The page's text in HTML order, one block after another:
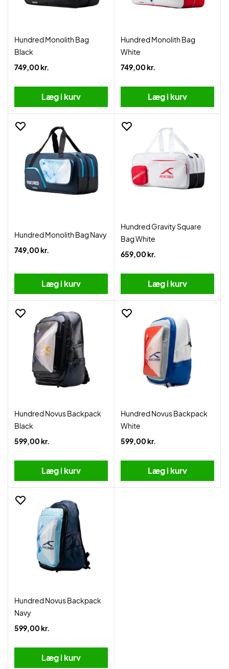
Hundred Monolith Bag
Black
749,00 kr.
Læg i kurv
Hundred Monolith Bag
White
749,00 kr.
Læg i kurv
Hundred Monolith Bag Navy
749,00 kr.
Læg i kurv
Hundred Gravity Square
Bag White
659,00 kr.
Læg i kurv
Hundred Novus Backpack
Black
599,00 kr.
Læg i kurv
Hundred Novus Backpack
White
599,00 kr.
Læg i kurv
Hundred Novus Backpack
Navy
599,00 kr.
Læg i kurv